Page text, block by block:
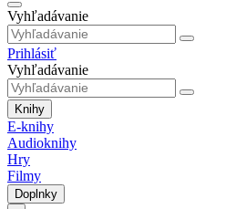
Vyhľadávanie
Prihlásiť
Vyhľadávanie
Knihy
E-knihy
Audioknihy
Hry
Filmy
Doplnky